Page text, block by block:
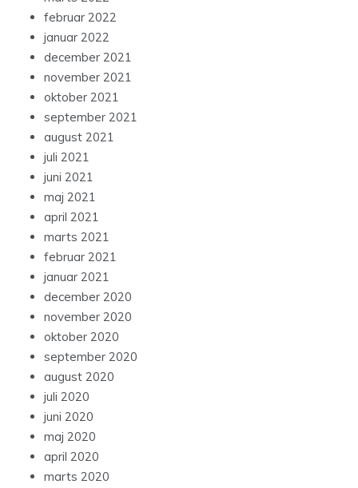
februar 2022
januar 2022
december 2021
november 2021
oktober 2021
september 2021
august 2021
juli 2021
juni 2021
maj 2021
april 2021
marts 2021
februar 2021
januar 2021
december 2020
november 2020
oktober 2020
september 2020
august 2020
juli 2020
juni 2020
maj 2020
april 2020
marts 2020